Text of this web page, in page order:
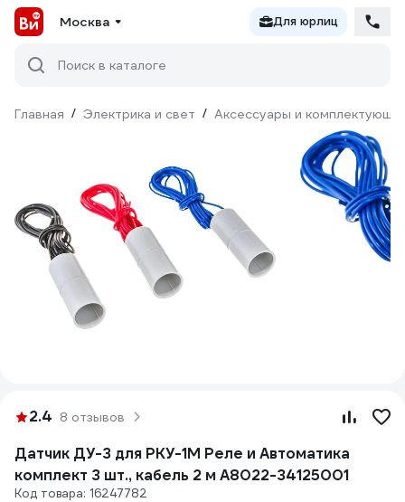
Москва Для юрлиц
Поиск в каталоге
Главная / Электрика и свет / Аксессуары и
2.4 8 отзывов
Датчик ДУ-3 для РКУ-1М Реле и Автоматика
комплект 3 шт., кабель 2 м A8022-34125001
Код товара: 16247782